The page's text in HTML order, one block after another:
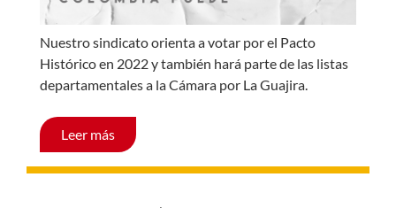
Nuestro sindicato orienta a votar por el Pacto
Histórico en 2022 y también hará parte de las listas
departamentales a la Cámara por La Guajira.
Leer más